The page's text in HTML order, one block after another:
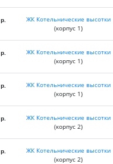
р.
ЖК Котельнические высотки
(корпус 1)
р.
ЖК Котельнические высотки
(корпус 1)
р.
ЖК Котельнические высотки
(корпус 1)
р.
ЖК Котельнические высотки
(корпус 2)
р.
ЖК Котельнические высотки
(корпус 2)